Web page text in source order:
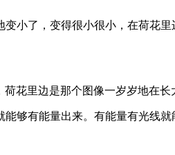
小了，变得很小很小，在荷花
花里边是那个图像一岁岁地在
够有能量出来。有能量有光线